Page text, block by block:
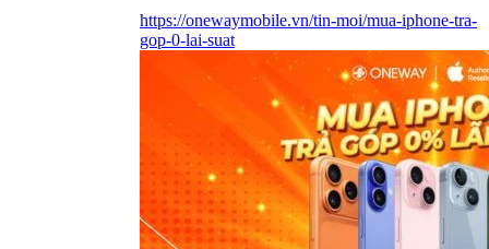
https://onewaymobile.vn/tin-moi/mua-iphone-tra-
gop-0-lai-suat